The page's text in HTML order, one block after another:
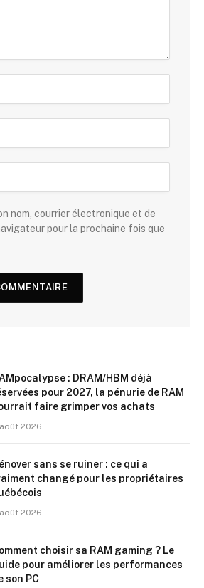
nom, courrier électronique et de
pour la prochaine fois que
: DRAM/HBM déjà
pour 2027, la pénurie de RAM
faire grimper vos achats
2026
sans se ruiner : ce qui a
changé pour les propriétaires
2026
choisir sa RAM gaming ? Le
pour améliorer les performances
son PC